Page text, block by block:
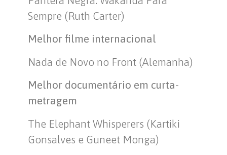
Sempre (Ruth Carter)
Melhor filme internacional
Nada de Novo no Front (Alemanha)
Melhor documentário em curta-
metragem
The Elephant Whisperers (Kartiki
Gonsalves e Guneet Monga)